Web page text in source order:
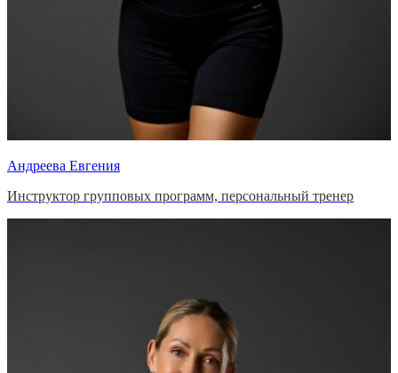
Андреева Евгения
Инструктор групповых программ, персональный тренер